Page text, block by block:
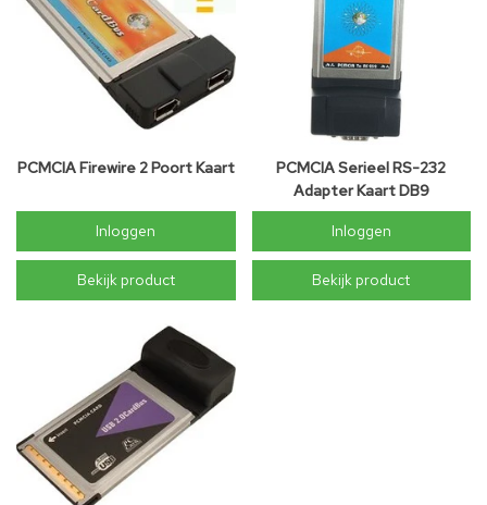
PCMCIA Firewire 2 Poort Kaart
Inloggen
Bekijk product
PCMCIA Serieel RS-232
Adapter Kaart DB9
Inloggen
Bekijk product